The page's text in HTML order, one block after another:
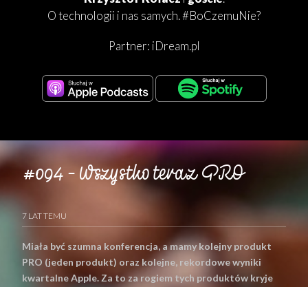
O technologii i nas samych. #BoCzemuNie?
Partner: iDream.pl
#094 – Wszystko teraz PRO
7 LAT TEMU
Miała być szumna konferencja, a mamy kolejny produkt
PRO (jeden produkt) oraz kolejne, rekordowe wyniki
kwartalne Apple. Za to za rogiem tych produktów kryje